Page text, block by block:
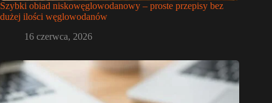
Szybki obiad niskowęglowodanowy – proste przepisy bez
dużej ilości węglowodanów
16 czerwca, 2026